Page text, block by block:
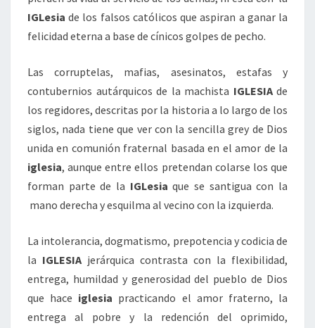
IGLesia de los falsos católicos que aspiran a ganar la
felicidad eterna a base de cínicos golpes de pecho.
Las corruptelas, mafias, asesinatos, estafas y
contubernios autárquicos de la machista IGLESIAde
los regidores, descritas por la historia a lo largo de los
siglos, nada tiene que ver con la sencilla grey de Dios
unida en comunión fraternal basada en el amor de la
iglesia, aunque entre ellos pretendan colarse los que
forman parte de la IGLesia que se santigua con la
mano derecha y esquilma al vecino con la izquierda.
La intolerancia, dogmatismo, prepotencia y codicia de
la IGLESIA jerárquica contrasta con la flexibilidad,
entrega, humildad y generosidad del pueblo de Dios
que hace iglesia practicando el amor fraterno, la
entrega al pobre y la redención del oprimido,